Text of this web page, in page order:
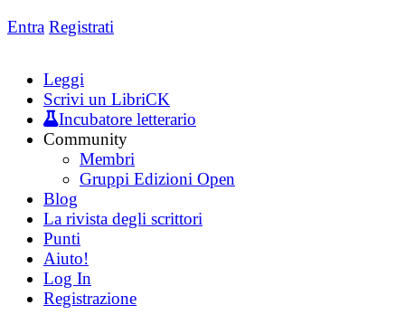
Entra Registrati
Leggi
Scrivi un LibriCK
Incubatore letterario
Community
Membri
Gruppi Edizioni Open
Blog
La rivista degli scrittori
Punti
Aiuto!
Log In
Registrazione